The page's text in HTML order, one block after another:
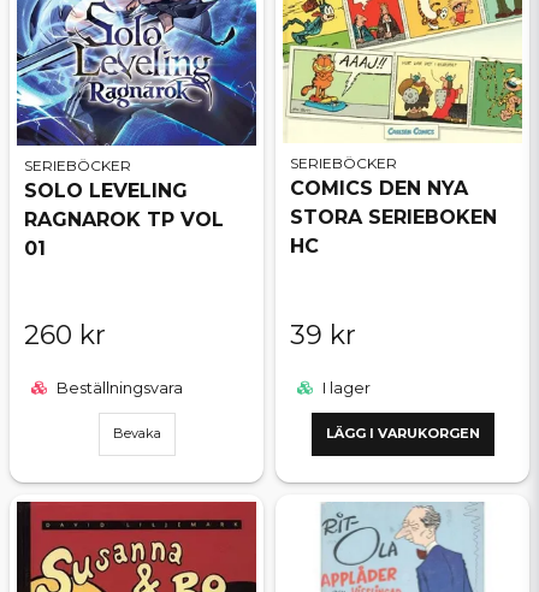
SERIEBÖCKER
SOLO LEVELING
RAGNAROK TP VOL
01
260 kr
Beställningsvara
Bevaka
SERIEBÖCKER
COMICS DEN NYA
STORA SERIEBOKEN
HC
39 kr
I lager
LÄGG I VARUKORGEN